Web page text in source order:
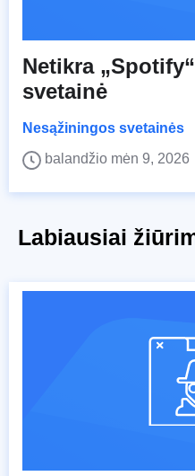
Netikra
svetainė
Nesąžiningos svetainės
balandžio mėn 9, 2026
Labiausiai